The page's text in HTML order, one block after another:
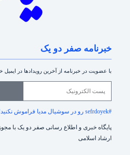
خبرنامه صفر دو یک
با عضویت در خبرنامه از آخرین رویدادها در ایمیل
#sefrdoyek رو در سوشیال مدیا فراموش نکنید!
پایگاه خبری و اطلاع رسانی صفر دو یک با
ارشاد اسلامی